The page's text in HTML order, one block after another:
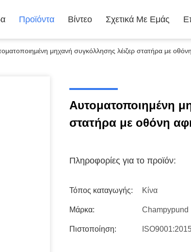
Προϊόντα Βίντεο Σχετικά Με Εμάς
μηχανή συγκόλλησης λέιζερ στατήρα με
Αυτοματοποιημένη
στατήρα με οθόνη
Πληροφορίες για το προϊόν:
Τόπος καταγωγής: Κίνα
Μάρκα: Champypund
Πιστοποίηση: